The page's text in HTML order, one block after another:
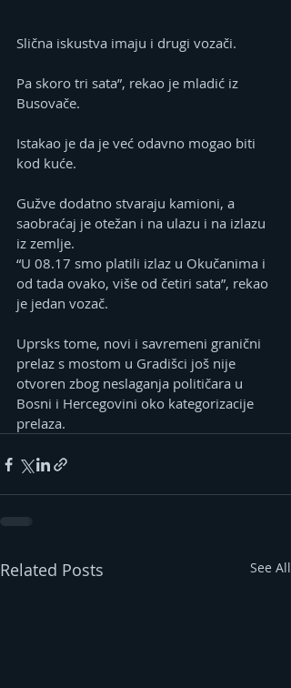
Slična iskustva imaju i drugi vozači.
Pa skoro tri sata”, rekao je mladić iz
Busovače.
Istakao je da je već odavno mogao biti
kod kuće.
Gužve dodatno stvaraju kamioni, a
saobraćaj je otežan i na ulazu i na izlazu
iz zemlje.
“U 08.17 smo platili izlaz u Okučanima i
od tada ovako, više od četiri sata”, rekao
je jedan vozač.
Uprsks tome, novi i savremeni granični
prelaz s mostom u Gradišci još nije
otvoren zbog neslaganja političara u
Bosni i Hercegovini oko kategorizacije
prelaza.
Related Posts See All